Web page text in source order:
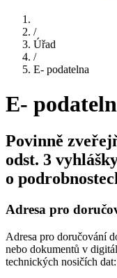
/
Úřad
/
E- podatelna
E-
Povinně
odst. 3
o
Adresa pro
Adresa pro doručování
nebo dokumentů v
technických nosičích dat: